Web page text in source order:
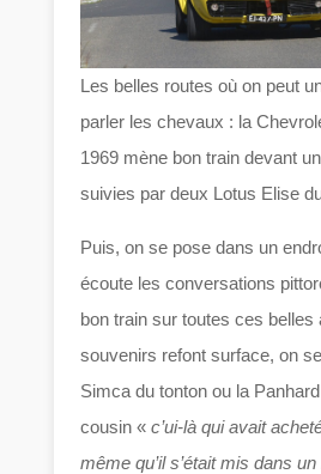
Les belles routes où on peut
parler les chevaux : la
1969 mène bon train devant
suivies par deux Lotus Elise
Puis, on se pose dans un
écoute les conversations
bon train sur toutes ces belles
souvenirs refont surface, on
Simca du tonton ou la
cousin «c’ui-là qui avait
même qu’il s’était mis dans